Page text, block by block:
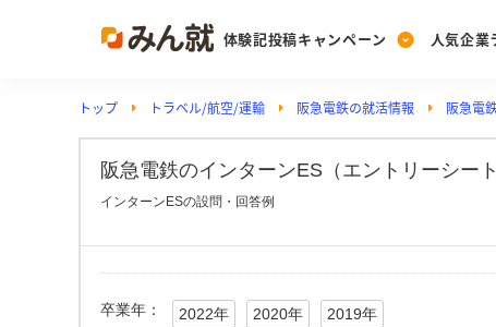
体験記投稿キャンペーン
Post
投稿する
人気企業
Ranking
ランキングを見る
Vote
PickUp
注目の企業特集
動画で知ろう！業界・
トップ トラベル/航空/運輸 阪急電鉄の就活情報 阪急電
阪急電鉄のインターンES（エントリーシー
インターンESの設問・回答例
卒業年： 2022年 2020年 2019年